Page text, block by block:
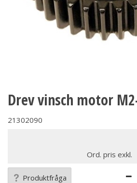
Drev vinsch motor
21302090
Ord. pris exkl.
Produktfråga